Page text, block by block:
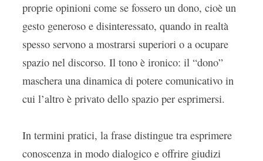
proprie opinioni come se fossero un dono, cioè un
gesto generoso e disinteressato, quando in realtà
spesso servono a mostrarsi superiori o a ocupare
spazio nel discorso. Il tono è ironico: il “dono”
maschera una dinamica di potere comunicativo in
cui l’altro è privato dello spazio per esprimersi.
In termini pratici, la frase distingue tra esprimere
conoscenza in modo dialogico e offrire giudizi